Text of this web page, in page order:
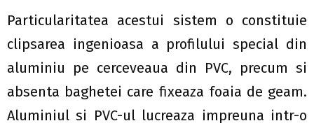
Particularitatea acestui sistem o constituie
clipsarea ingenioasa a profilului special din
aluminiu pe cerceveaua din PVC, precum si
absenta baghetei care fixeaza foaia de geam.
Aluminiul si PVC-ul lucreaza impreuna intr-o